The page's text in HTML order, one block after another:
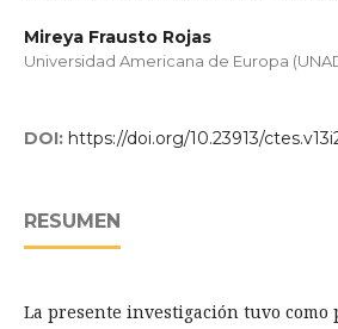
Mireya Frausto Rojas
Universidad Americana de Europa
DOI: https://doi.org/10.23913/
RESUMEN
La presente investigación tuvo como